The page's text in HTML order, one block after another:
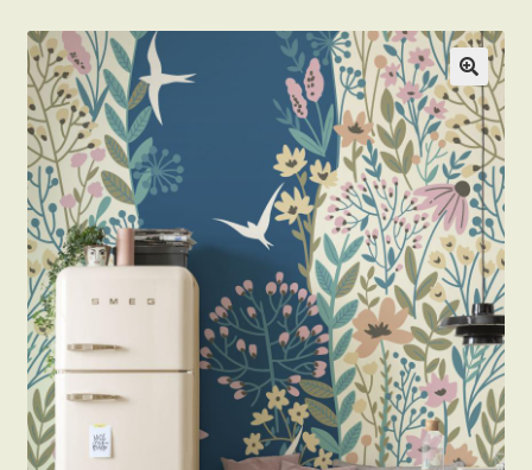
Tapéta BLOG
Mi az a fotótapéta?
Tapétázási tanácsok
Beton hatású tapéták